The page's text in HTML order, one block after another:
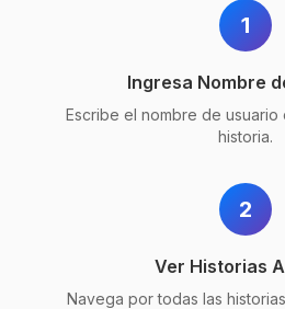
1
Ingresa Nombre
Escribe el nombre de usuario
historia.
2
Ver Historias
Navega por todas las